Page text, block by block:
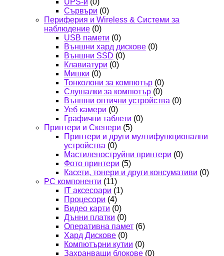
UPS-и (0)
Сървъри (0)
Периферия и Wireless & Системи за
наблюдение (0)
USB памети (0)
Външни хард дискове (0)
Външни SSD (0)
Клавиатури (0)
Мишки (0)
Тонколони за компютър (0)
Слушалки за компютър (0)
Външни оптични устройства (0)
Уеб камери (0)
Графични таблети (0)
Принтери и Скенери (5)
Принтери и други мултифункционални
устройства (0)
Мастиленоструйни принтери (0)
Фото принтери (5)
Касети, тонери и други консумативи (0)
PC компоненти (11)
IT аксесоари (1)
Процесори (4)
Видео карти (0)
Дънни платки (0)
Оперативна памет (6)
Хард Дискове (0)
Компютърни кутии (0)
Захранващи блокове (0)